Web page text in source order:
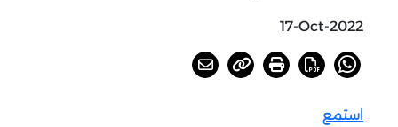
17-Oct-2022
استمع